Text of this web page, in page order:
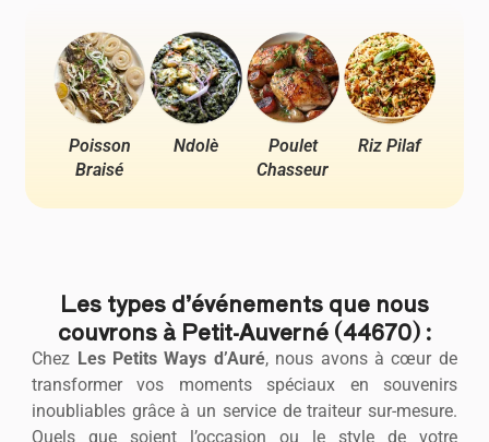
Poisson
Braisé
Ndolè
Poulet
Chasseur
Riz Pilaf
Les types d’événements que nous
couvrons à Petit-Auverné (44670) :
Chez Les Petits Ways d’Auré, nous avons à cœur de
transformer vos moments spéciaux en souvenirs
inoubliables grâce à un service de traiteur sur-mesure.
Quels que soient l’occasion ou le style de votre